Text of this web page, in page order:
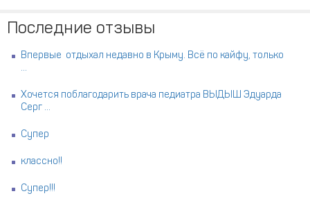
Последние отзывы
Впервые отдыхал недавно в Крыму. Всё по кайфу, только
...
Хочется поблагодарить врача педиатра ВЫДЫШ Эдуарда
Серг ...
Супер
классно!!
Супер!!!